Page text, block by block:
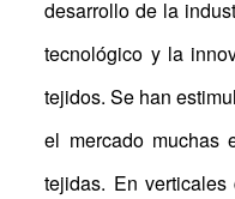
desarrollo de la
tecnológico y la
tejidos. Se han
el mercado muchas
tejidas. En